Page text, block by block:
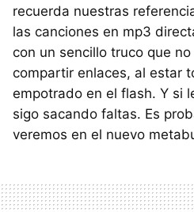
recuerda nuestras
las canciones en mp3
con un sencillo truco que
compartir enlaces, al estar
empotrado en el flash. Y si
sigo sacando faltas. Es
veremos en el nuevo